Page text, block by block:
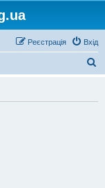
Вхід
Реєстрація